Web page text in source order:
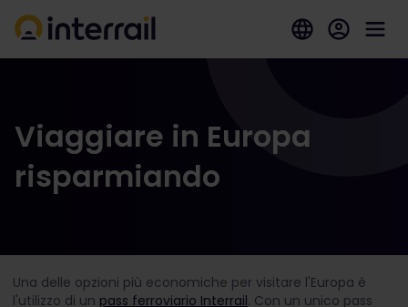
Viaggiare in Europa
risparmiando
Una delle opzioni più economiche per visitare l'Europa è
l'utilizzo di un pass ferroviario Interrail. Con un unico pass